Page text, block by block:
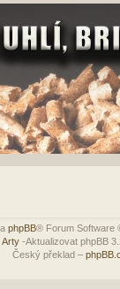
phpBB® Forum Software
Arty-Aktualizovat phpBB
Český překlad –